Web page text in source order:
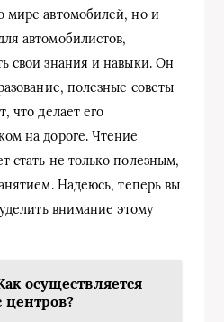
автомобилей, но и
автомобилистов,
свои знания и навыки. Он
полезные советы
что делает его
на дороге. Чтение
стать не только полезным,
Надеюсь, теперь вы
внимание этому
осуществляется